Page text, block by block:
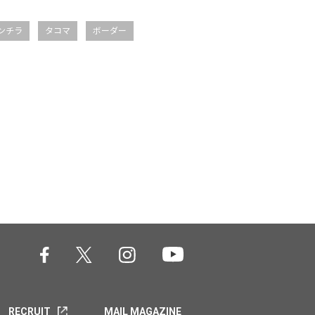
チラ タコマ ボーダー
RECRUIT MAIL MAGAZINE